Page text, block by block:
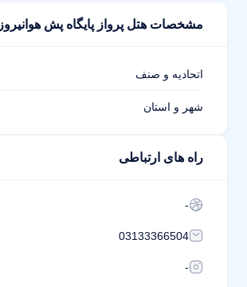
مشخصات هتل پرواز پایگاه پش هوانیروز
اتحادیه و صنف
شهر و استان
راه های ارتباطی
-
03133366504
-